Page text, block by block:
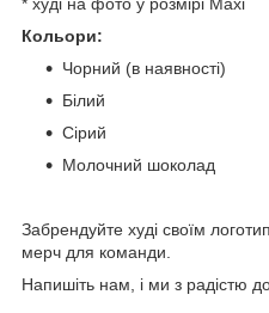
Кольори:
Чорний (в наявності)
Білий
Сірий
Молочний шоколад
Забрендуйте худі своїм
мерч для команди.
Напишіть нам, і ми з радістю